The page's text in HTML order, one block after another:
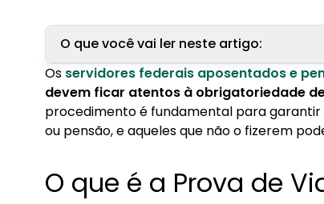
O que você vai ler neste artigo:
1. O que é a Prova de Vida?
2. Como realizar a Prova de Vida?
Os servidores federais aposentados e
devem ficar atentos à obrigatoriedade
procedimento é fundamental para
ou pensão, e aqueles que não o fizerem
O que é a Prova de